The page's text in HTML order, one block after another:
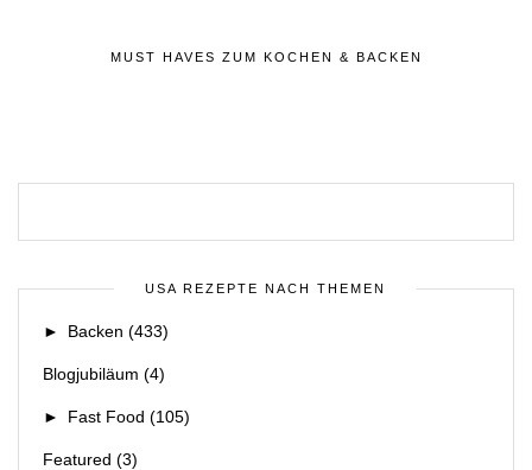
MUST HAVES ZUM KOCHEN & BACKEN
USA REZEPTE NACH THEMEN
► Backen (433)
Blogjubiläum (4)
► Fast Food (105)
Featured (3)